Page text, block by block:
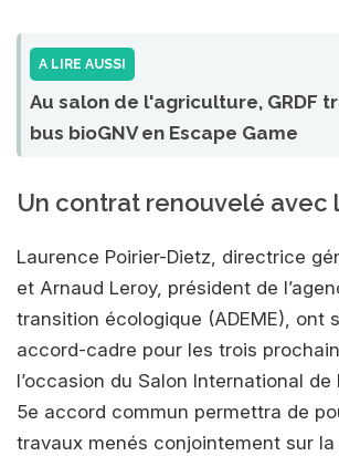
A LIRE AUSSI
Au salon de l'agriculture, GRDF
bus bioGNV en Escape Game
Un contrat renouvelé avec
Laurence Poirier-Dietz, directrice
et Arnaud Leroy, président de
transition écologique (ADEME), ont
accord-cadre pour les trois
l’occasion du Salon International de
5e accord commun permettra de
travaux menés conjointement sur